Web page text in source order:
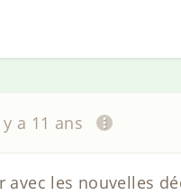
a 11 ans
avec les nouvelles